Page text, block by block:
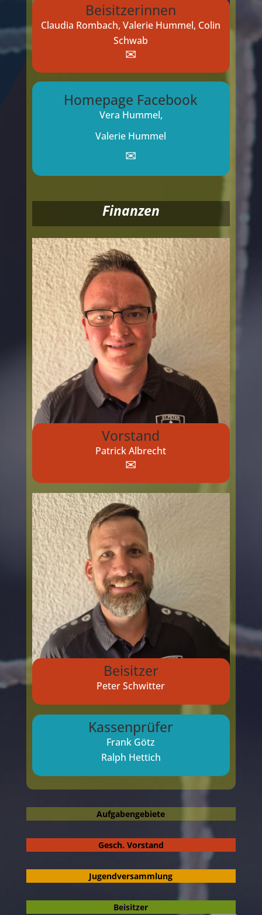
Beisitzerinnen
Claudia Rombach, Valerie Hummel, Colin
Schwab
✉
Homepage Facebook
Vera Hummel,
Valerie Hummel
✉
Finanzen
Vorstand
Patrick Albrecht
✉
Beisitzer
Peter Schwitter
Kassenprüfer
Frank Götz
Ralph Hettich
Aufgabengebiete
Gesch. Vorstand
Jugendversammlung
Beisitzer